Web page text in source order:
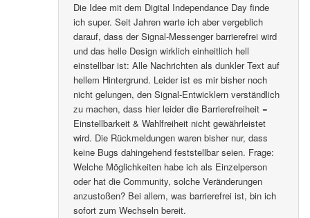
Die Idee mit dem Digital Independance Day finde
ich super. Seit Jahren warte ich aber vergeblich
darauf, dass der Signal-Messenger barrierefrei wird
und das helle Design wirklich einheitlich hell
einstellbar ist: Alle Nachrichten als dunkler Text auf
hellem Hintergrund. Leider ist es mir bisher noch
nicht gelungen, den Signal-Entwicklern verständlich
zu machen, dass hier leider die Barrierefreiheit =
Einstellbarkeit & Wahlfreiheit nicht gewährleistet
wird. Die Rückmeldungen waren bisher nur, dass
keine Bugs dahingehend feststellbar seien. Frage:
Welche Möglichkeiten habe ich als Einzelperson
oder hat die Community, solche Veränderungen
anzustoßen? Bei allem, was barrierefrei ist, bin ich
sofort zum Wechseln bereit.